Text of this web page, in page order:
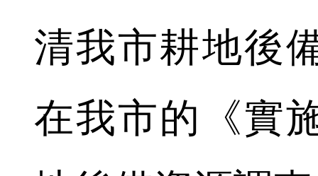
清我市耕地後
在我市的《實